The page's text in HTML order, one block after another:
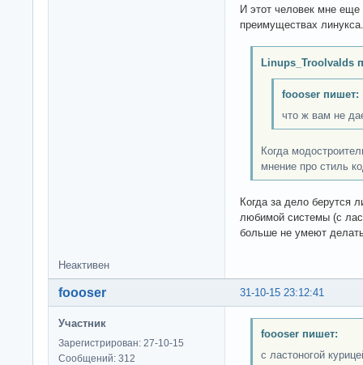
И этот человек мне еще
преимуществах
Linups_Troolvalds
foooser пишет:
что ж вам не
Когда
мнение про стиль
Когда за дело берутся
любимой системы (с
больше не умеют
Неактивен
31-10-15 23:12:41
foooser
Участник
Зарегистрирован: 27-10-15
Сообщений: 312
foooser пишет:
с ластоногой